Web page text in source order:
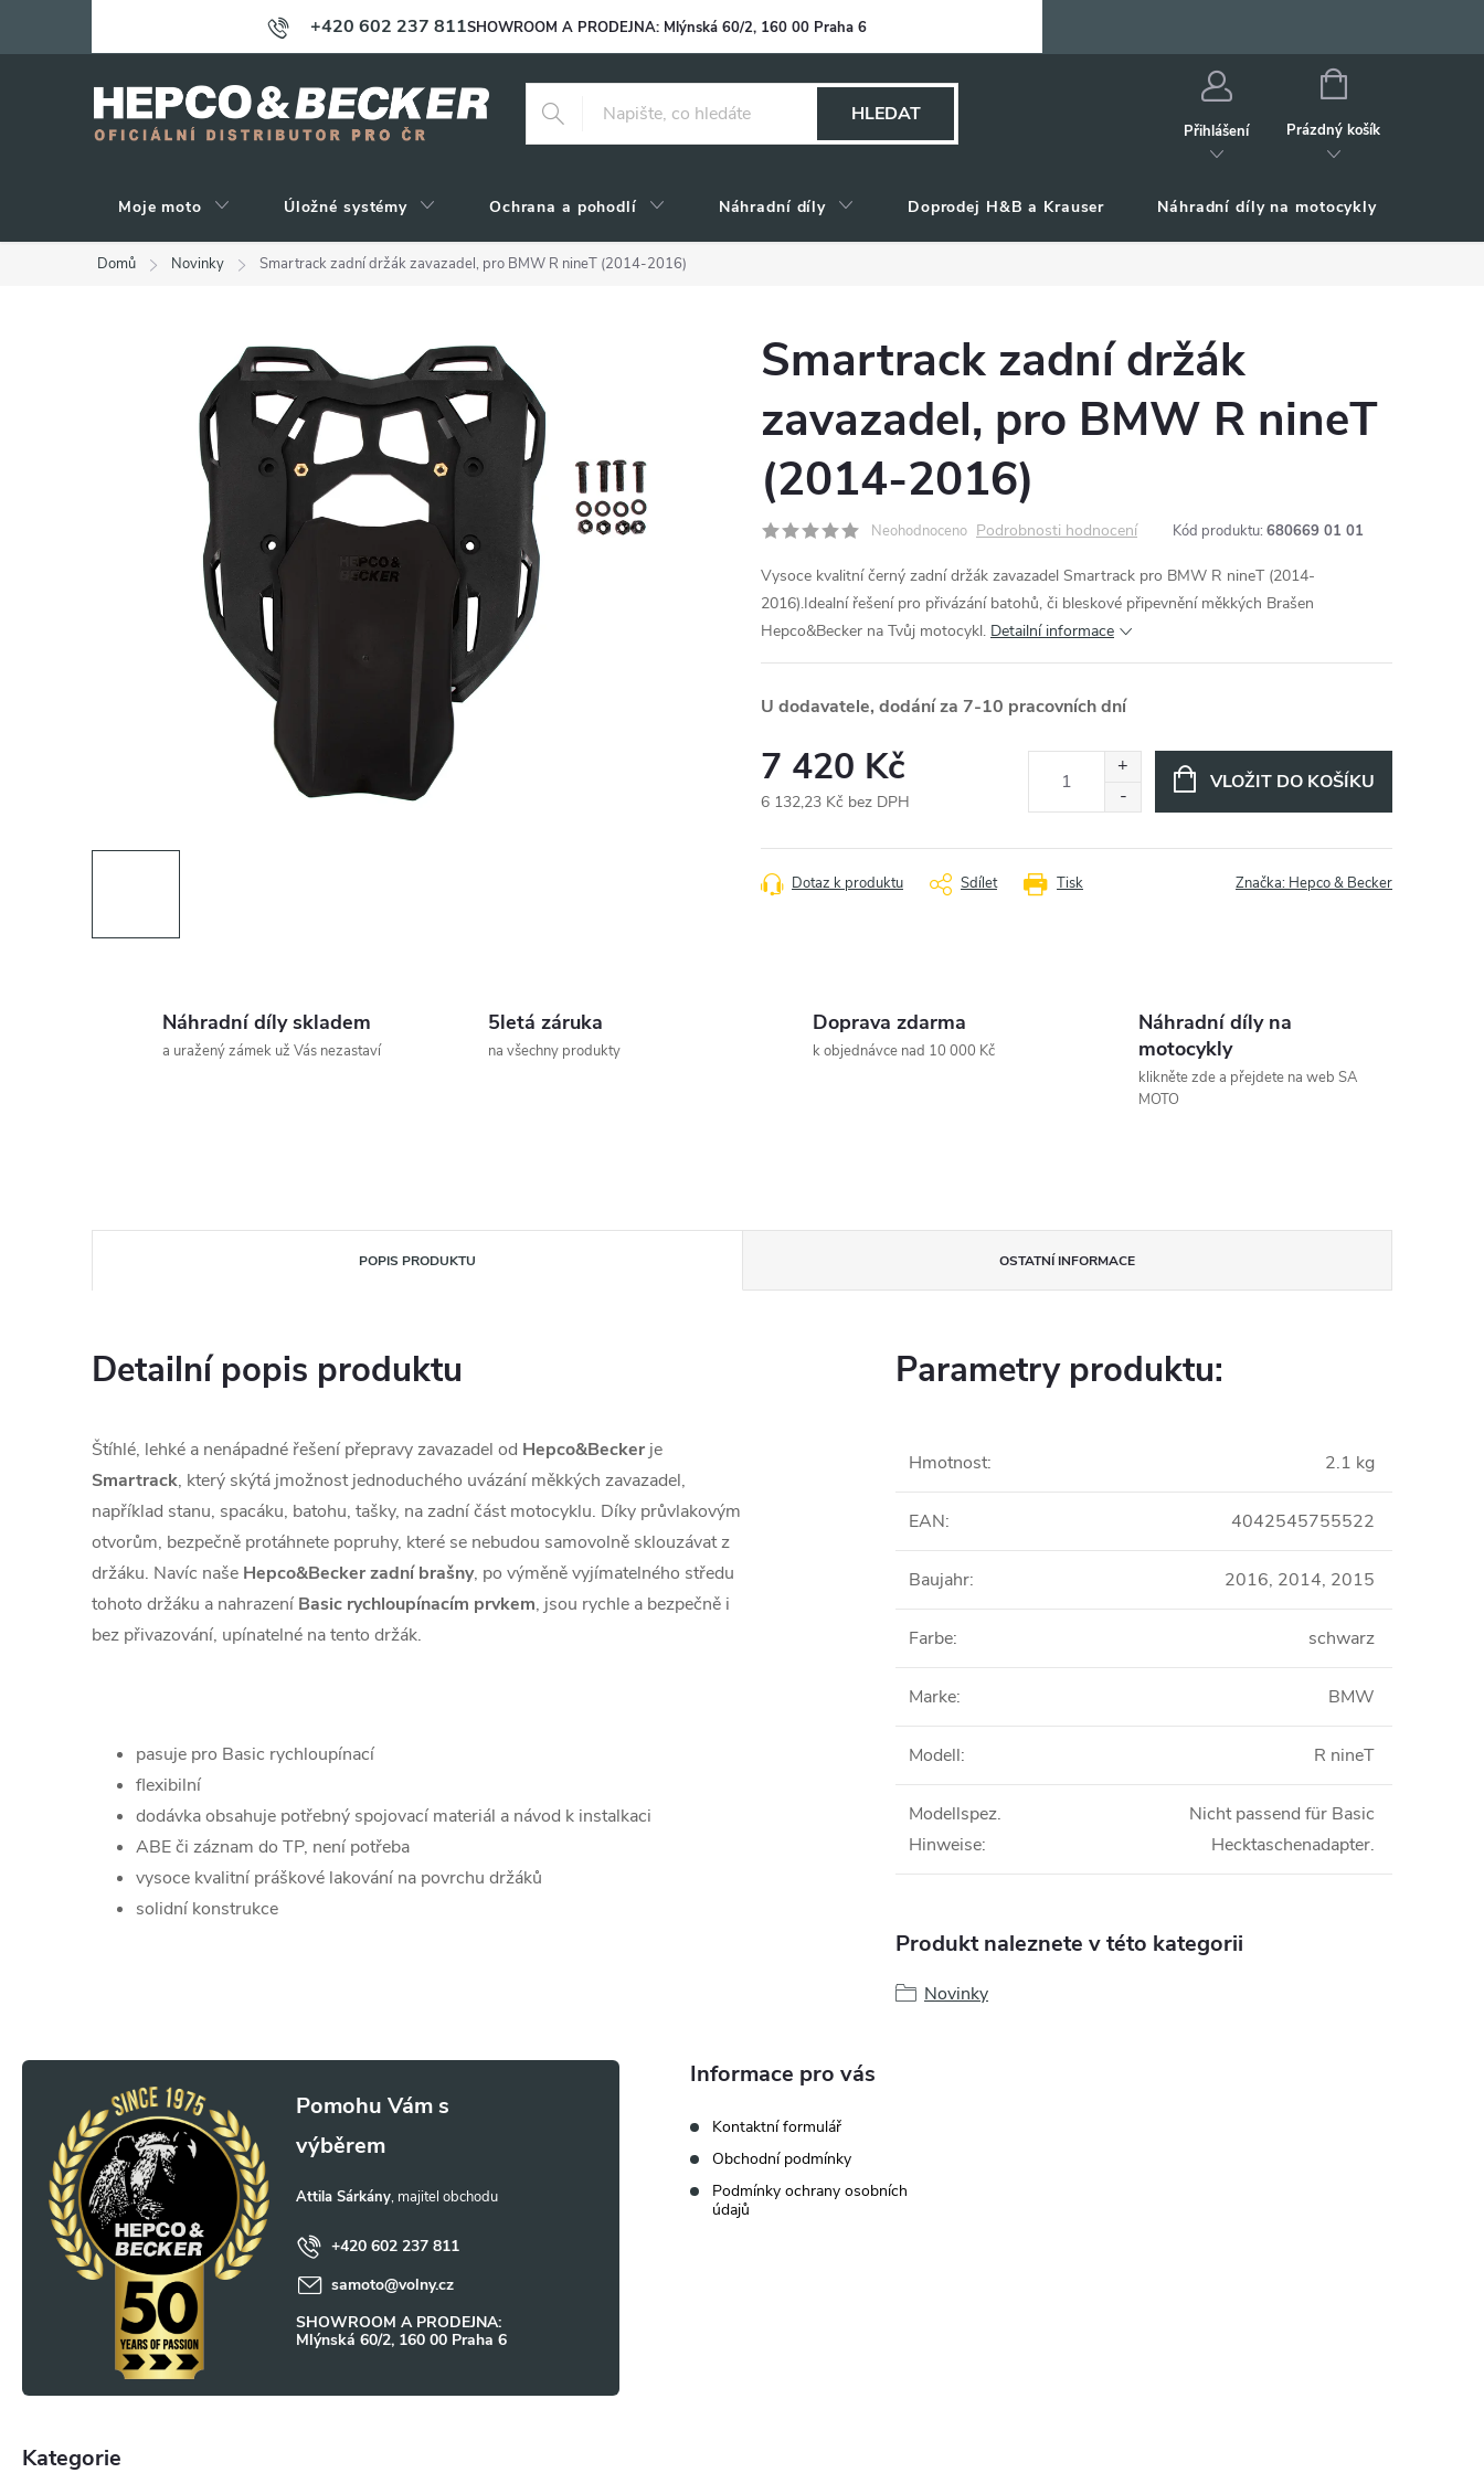
+420 602 237 811SHOWROOM A PRODEJNA: Mlýnská 60/2, 160 00 Praha 6
HLEDAT
Přihlášení
NÁKUPNÍ
Prázdný košík
Moje moto Úložné systémy Ochrana a pohodlí Náhradní díly Doprodej H&B a Krauser Náhradní díly na motocykly
Domů Novinky Smartrack zadní držák zavazadel, pro BMW R nineT (2014-2016)
Smartrack zadní držák
zavazadel, pro BMW R nineT
(2014-2016)
Neohodnoceno Podrobnosti hodnocení Kód produktu: 680669 01 01
Vysoce kvalitní černý zadní držák zavazadel Smartrack pro BMW R nineT (2014-
2016).Idealní řešení pro přivázání batohů, či bleskové připevnění měkkých Brašen
Hepco&Becker na Tvůj motocykl. Detailní informace
U dodavatele, dodání za 7-10 pracovních dní
7 420 Kč
6 132,23 Kč bez DPH
cena:
VLOŽIT DO KOŠÍKU
Tisk
Dotaz k produktu Sdílet Značka: Hepco & Becker
Náhradní díly skladem
a uražený zámek už Vás nezastaví
5letá záruka
na všechny produkty
Doprava zdarma
k objednávce nad 10 000 Kč
Náhradní díly na
motocykly
klikněte zde a přejdete na web SA
MOTO
POPIS PRODUKTU OSTATNÍ INFORMACE
Detailní popis produktu
Štíhlé, lehké a nenápadné řešení přepravy zavazadel od Hepco&Becker je
Smartrack, který skýtá jmožnost jednoduchého uvázání měkkých zavazadel,
například stanu, spacáku, batohu, tašky, na zadní část motocyklu. Díky průvlakovým
otvorům, bezpečně protáhnete popruhy, které se nebudou samovolně sklouzávat z
držáku. Navíc naše Hepco&Becker zadní brašny, po výměně vyjímatelného středu
tohoto držáku a nahrazení Basic rychloupínacím prvkem, jsou rychle a bezpečně i
bez přivazování, upínatelné na tento držák.
pasuje pro Basic rychloupínací
flexibilní
dodávka obsahuje potřebný spojovací materiál a návod k instalkaci
ABE či záznam do TP, není potřeba
vysoce kvalitní práškové lakování na povrchu držáků
solidní konstrukce
Parametry produktu:
Hmotnost: 2.1 kg
EAN: 4042545755522
Baujahr: 2016, 2014, 2015
Farbe: schwarz
Marke: BMW
Modell: R nineT
Modellspez.
Hinweise:
Nicht passend für Basic
Hecktaschenadapter.
Produkt naleznete v této kategorii
Novinky
Z
Attila Sárkány
+420 602 237 811
samoto@volny.cz
SHOWROOM A PRODEJNA:
Mlýnská 60/2, 160 00 Praha 6
Informace pro vás
Kontaktní formulář
Obchodní podmínky
Podmínky ochrany osobních
údajů
Přeskočit
Kategorie